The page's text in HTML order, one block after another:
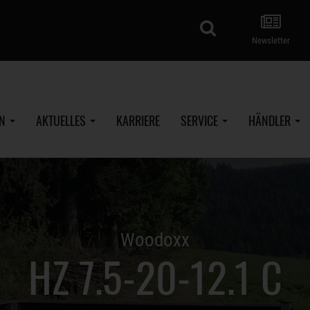
Newsletter
AKTUELLES KARRIERE SERVICE HÄNDLER
Woodoxx
HZ 7.5-20-12.1 C